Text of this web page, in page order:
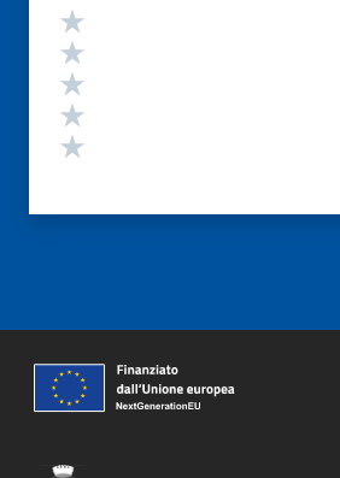
Valutazione